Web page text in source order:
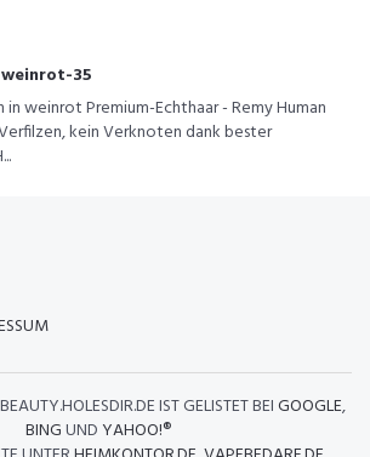
35
in weinrot Premium-Echthaar - Remy Human
kein Verknoten dank bester
IST GELISTET BEIGOOGLE,
BINGUND YAHOO!®